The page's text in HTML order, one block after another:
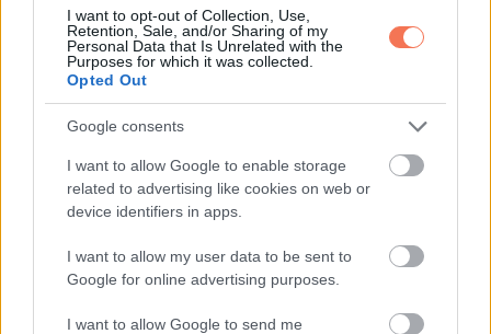
I want to opt-out of Collection, Use,
Retention, Sale, and/or Sharing of my
Personal Data that Is Unrelated with the
Purposes for which it was collected.
Opted Out
Google consents
I want to allow Google to enable storage
related to advertising like cookies on web or
device identifiers in apps.
I want to allow my user data to be sent to
Google for online advertising purposes.
I want to allow Google to send me
WhatsappRedditShare
ELŐZŐ POSZT
Magyar Péter: a korrupció felszámolása
nyitotta meg az utat a 16,4 milliárd eurós